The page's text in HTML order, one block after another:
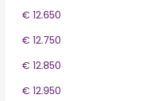
€ 12.650
€ 12.750
€ 12.850
€ 12.950